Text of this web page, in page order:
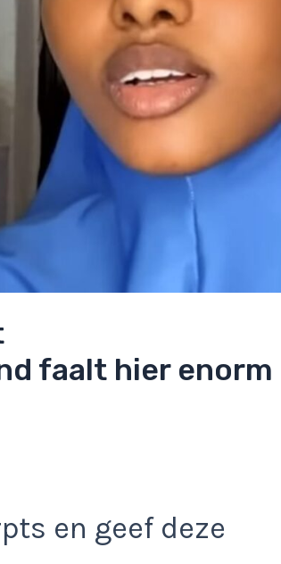
faalt hier enorm
en geef deze